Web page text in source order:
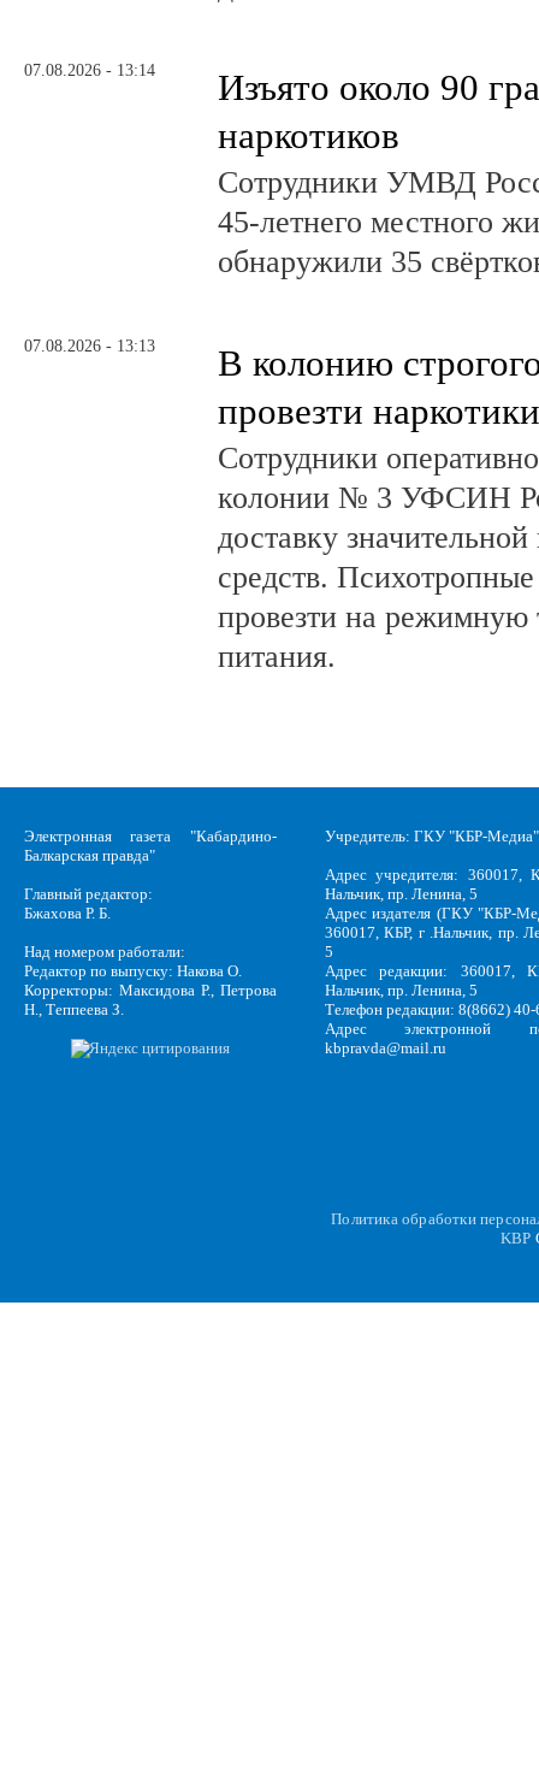
07.08.2026 - 13:14
Изъято около 90
наркотиков
Сотрудники УМВД
45-летнего местного
обнаружили 35
07.08.2026 - 13:13
В колонию
провезти наркотики
Сотрудники
колонии № 3 УФСИН
доставку
средств.
провезти на режимную
питания.
Электронная газета "Кабардино-
Балкарская правда"
Главный редактор:
Бжахова Р. Б.
Над номером работали:
Редактор по выпуску: Накова О.
Корректоры: Максидова Р., Петрова
Н., Теппеева З.
Учредитель: ГКУ "КБР-Медиа"
Адрес учредителя: 360017,
Нальчик, пр. Ленина, 5
Адрес издателя (ГКУ "КБР-
360017, КБР, г .Нальчик, пр.
5
Адрес редакции: 360017,
Нальчик, пр. Ленина, 5
Телефон редакции: 8(8662)
Адрес электронной
kbpravda@mail.ru
Политика обработки
KBP